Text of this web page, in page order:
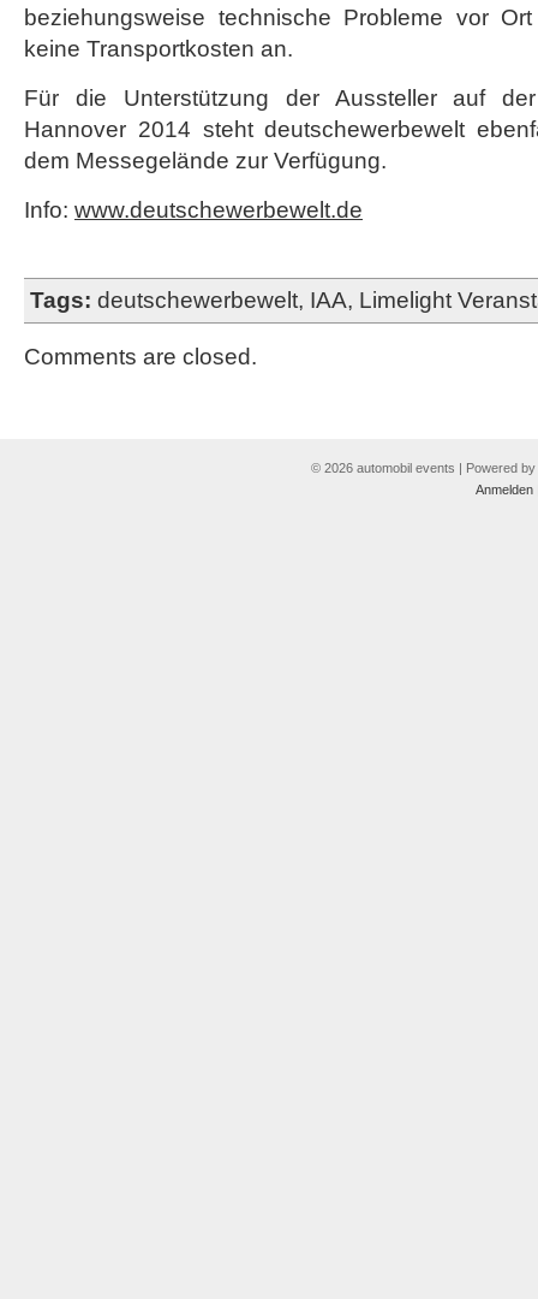
beziehungsweise technische Probleme vor
keine Transportkosten an.
Für die Unterstützung der Aussteller auf
Hannover 2014 steht deutschewerbewelt
dem Messegelände zur Verfügung.
Info: www.deutschewerbewelt.de
Tags: deutschewerbewelt, IAA, Limelight
Comments are closed.
© 2026 automobil events | Powered by
Anmelden|